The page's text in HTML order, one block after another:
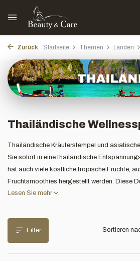
Zurück Startseite Themen Landen
Thailändische
Thailändische Kräuterstempel und
Sie sofort in eine thailändische
hat auch viele köstliche tropische Früchte,
Fruchtsmoothies hergestellt werden. Diese
Lesen Sie mehr
Filter Sortieren